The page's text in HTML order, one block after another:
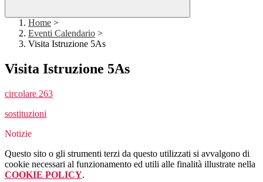
Home >
Eventi Calendario >
Visita Istruzione 5As
Visita Istruzione 5As
circolare 263
sostituzioni
Notizie
Questo sito o gli strumenti terzi da questo utilizzati si avvalgono di
cookie necessari al funzionamento ed utili alle finalità illustrate nella
COOKIE POLICY.